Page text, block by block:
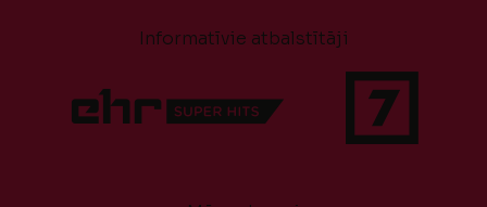
Informatīvie atbalstītāji